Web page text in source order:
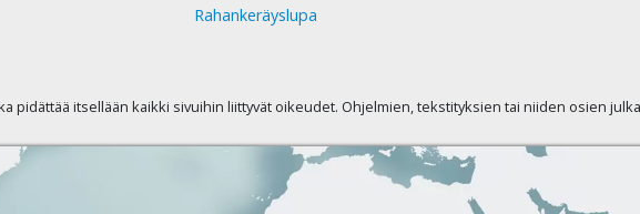
Rahankeräyslupa
pidättää itsellään kaikki sivuihin liittyvät oikeudet. Ohjelmien, tekstityksien tai niiden osien